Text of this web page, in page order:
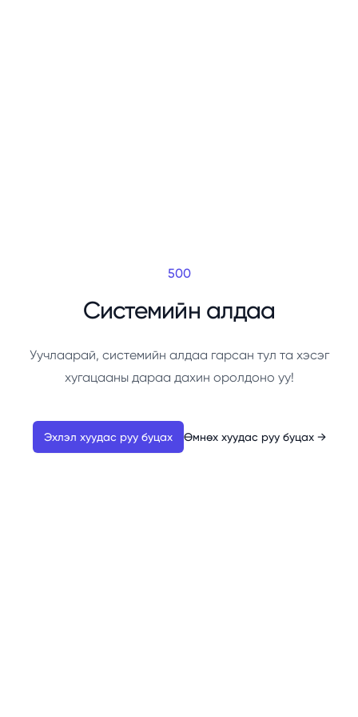
500
Системийн алдаа
Уучлаарай, системийн алдаа гарсан тул та хэсэг
хугацааны дараа дахин оролдоно уу!
Эхлэл хуудас руу буцах Өмнөх хуудас руу буцах →